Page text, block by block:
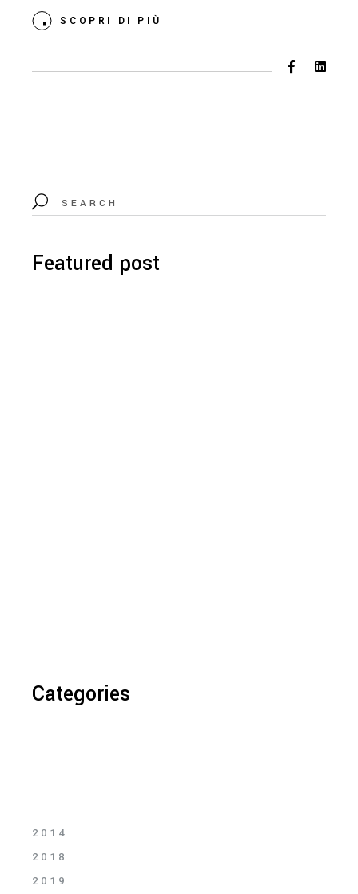
SCOPRI DI PIÙ
Featured post
Categories
2014
2018
2019